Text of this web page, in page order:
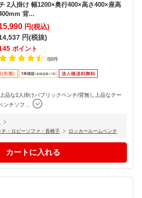
2人掛け 幅1200×奥行400×高さ400×座高
背...
円(税込)
円(税抜)
ポイント
88件
品な2人掛けパブリックベンチ/背無し上品なテー
ンチソフ
・ロビーソファ・長椅子
ロッカールームベンチ